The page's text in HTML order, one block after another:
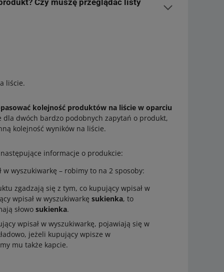
na bieżąco, aby zawsze odpowiadać na
zmiana ceny, czasu wysyłki czy zdobycie
Czy muszę przeglądać listy
się też z analizą starszych danych i
liście.
kolejność produktów na liście w oparciu
dla dwóch bardzo podobnych zapytań o produkt,
kolejność wyników na liście.
informacje o produkcie:
wyszukiwarkę – robimy to na 2 sposoby:
zgadzają się z tym, co kupujący wpisał w
wpisał w wyszukiwarkęsukienka, to
słowosukienka.
wpisał w wyszukiwarkę, pojawiają się w
jeżeli kupujący wpisze w
mu także kapcie.